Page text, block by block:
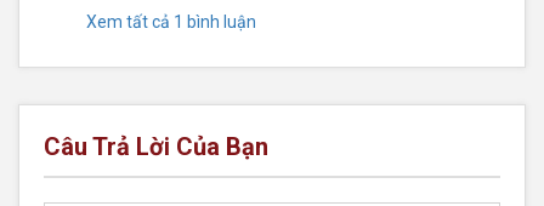
Xem tất cả 1 bình luận
Câu Trả Lời Của Bạn